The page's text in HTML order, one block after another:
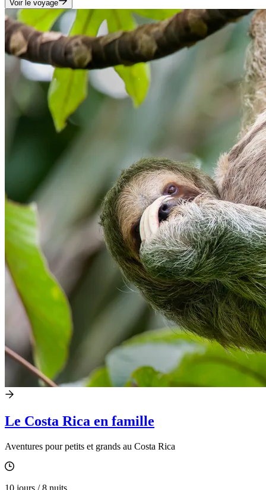
Voir le voyage
Le Costa Rica en famille
Aventures pour petits et grands au Costa Rica